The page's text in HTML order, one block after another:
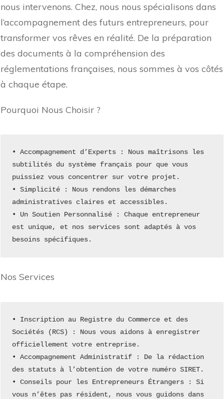
nous intervenons. Chez, nous nous spécialisons dans
l’accompagnement des futurs entrepreneurs, pour
transformer vos rêves en réalité. De la préparation
des documents à la compréhension des
réglementations françaises, nous sommes à vos côtés
à chaque étape.
Pourquoi Nous Choisir ?
• Accompagnement d’Experts : Nous maîtrisons les
subtilités du système français pour que vous
puissiez vous concentrer sur votre projet.
• Simplicité : Nous rendons les démarches
administratives claires et accessibles.
• Un Soutien Personnalisé : Chaque entrepreneur
est unique, et nos services sont adaptés à vos
besoins spécifiques.
Nos Services
• Inscription au Registre du Commerce et des
Sociétés (RCS) : Nous vous aidons à enregistrer
officiellement votre entreprise.
• Accompagnement Administratif : De la rédaction
des statuts à l’obtention de votre numéro SIRET.
• Conseils pour les Entrepreneurs Étrangers : Si
vous n’êtes pas résident, nous vous guidons dans